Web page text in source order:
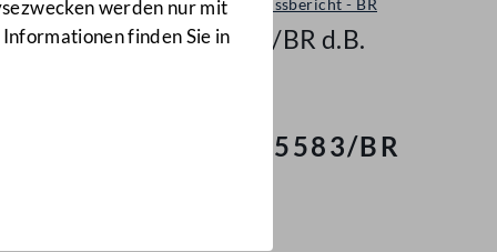
werden nur mit
finden Sie in
Ausschussbericht - BR
5583/BR d.B.
(5583/BR